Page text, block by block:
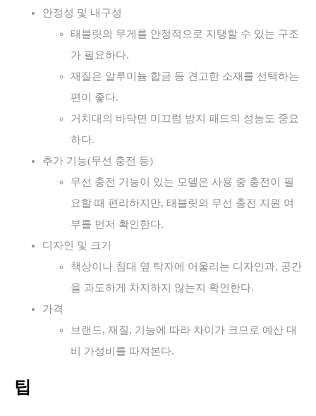
안정성 및 내구성
태블릿의 무게를 안정적으로 지탱할 수 있는 구조
가 필요하다.
재질은 알루미늄 합금 등 견고한 소재를 선택하는
편이 좋다.
거치대의 바닥면 미끄럼 방지 패드의 성능도 중요
하다.
추가 기능(무선 충전 등)
무선 충전 기능이 있는 모델은 사용 중 충전이 필
요할 때 편리하지만, 태블릿의 무선 충전 지원 여
부를 먼저 확인한다.
디자인 및 크기
책상이나 침대 옆 탁자에 어울리는 디자인과, 공간
을 과도하게 차지하지 않는지 확인한다.
가격
브랜드, 재질, 기능에 따라 차이가 크므로 예산 대
비 가성비를 따져본다.
팁